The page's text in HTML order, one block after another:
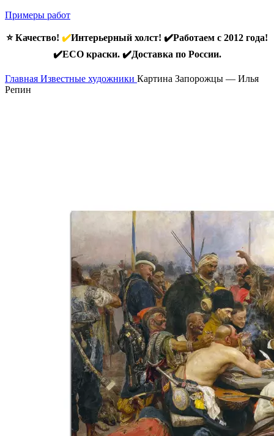
Примеры работ
⭐ Качество! ✔️Интерьерный холст! ✔️Работаем с 2012 года!
✔️ECO краски. ✔️Доставка по России.
Главная Известные художники Картина Запорожцы — Илья
Репин